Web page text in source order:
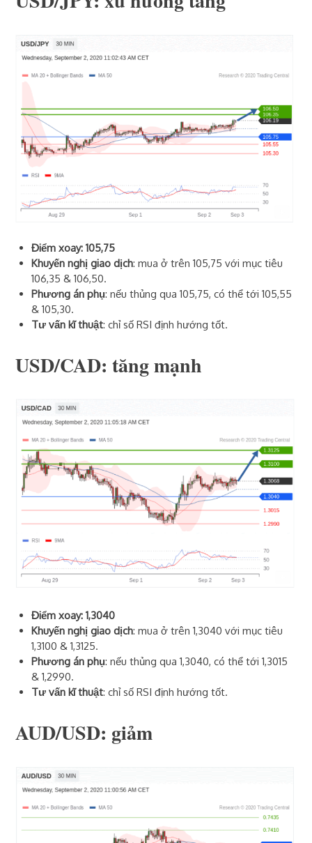
Điểm xoay: 105,75
Khuyến nghị giao dịch: mua ở trên 105,75 với mục tiêu
106,35 & 106,50.
Phương án phụ: nếu thủng qua 105,75, có thể tới 105,55
& 105,30.
Tư vấn kĩ thuật: chỉ số RSI định hướng tốt.
USD/CAD: tăng mạnh
Điểm xoay: 1,3040
Khuyến nghị giao dịch: mua ở trên 1,3040 với mục tiêu
1,3100 & 1,3125.
Phương án phụ: nếu thủng qua 1,3040, có thể tới 1,3015
& 1,2990.
Tư vấn kĩ thuật: chỉ số RSI định hướng tốt.
AUD/USD: giảm